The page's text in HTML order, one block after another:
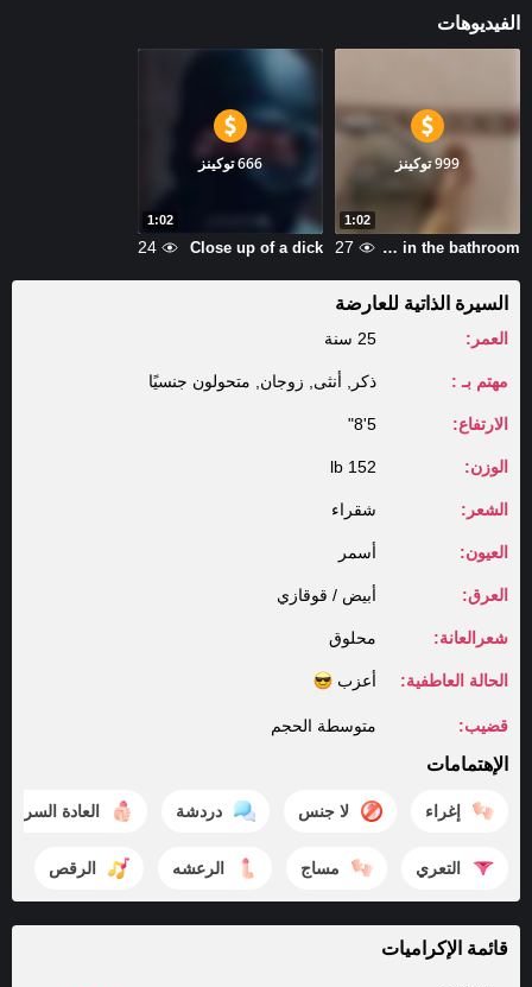
الفيديوهات
1:02
999 توكينز
Jerking off in the bathroom
27
1:02
666 توكينز
Close up of a dick
24
السيرة الذاتية للعارضة
العمر: 25 سنة
مهتم بـ : ذكر, أنثى, زوجان, متحولون جنسيًا
الارتفاع: 5'8"
الوزن: 152 lb
الشعر: شقراء
العيون: أسمر
العرق: أبيض / قوقازي
شعرالعانة: محلوق
الحالة العاطفية: أعزب
قضيب: متوسطة الحجم
الإهتمامات
إغراء لا جنس دردشة العادة السرية
التعري مساج الرعشه الرقص
قائمة الإكراميات